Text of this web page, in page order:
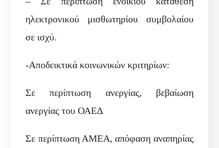
ηλεκτρονικού μισθωτηρίου συμβολαίου
σε ισχύ.
-Αποδεικτικά κοινωνικών κριτηρίων:
Σε περίπτωση ανεργίας, βεβαίωση
ανεργίας του ΟΑΕΔ
Σε περίπτωση ΑΜΕΑ, απόφαση αναπηρίας